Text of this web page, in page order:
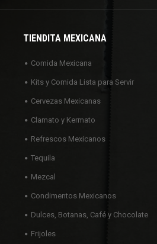
TIENDITA MEXICANA
Comida Mexicana
Kits y Comida Lista para Servir
Cervezas Mexicanas
Clamato y Kermato
Refrescos Mexicanos
Tequila
Mezcal
Condimentos Mexicanos
Dulces, Botanas, Café y Chocolate
Frijoles